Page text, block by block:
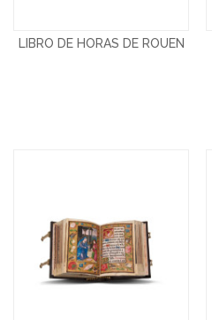
LIBRO DE HORAS DE ROUEN